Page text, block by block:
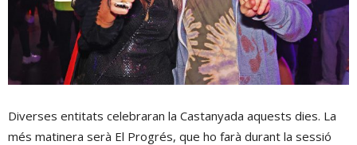
Diverses entitats celebraran la Castanyada aquests dies. La
més matinera serà El Progrés, que ho farà durant la sessió